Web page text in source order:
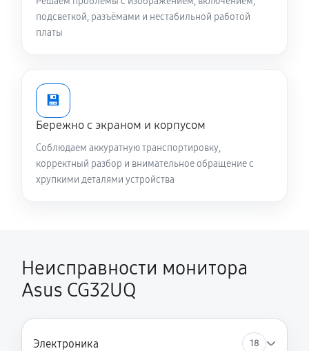
подсветкой, разъёмами и нестабильной работой
платы
💾
Бережно с экраном и корпусом
Соблюдаем аккуратную транспортировку,
корректный разбор и внимательное обращение с
хрупкими деталями устройства
Неисправности монитора
Asus CG32UQ
Электроника 18